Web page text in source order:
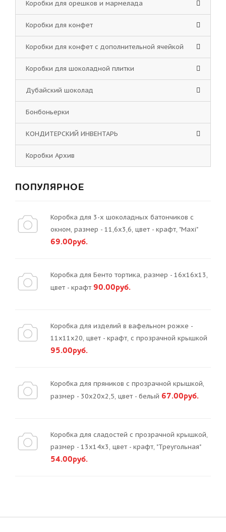
Коробки для орешков и мармелада
Коробки для конфет
Коробки для конфет с дополнительной ячейкой
Коробки для шоколадной плитки
Дубайский шоколад
Бонбоньерки
КОНДИТЕРСКИЙ ИНВЕНТАРЬ
Коробки Архив
ПОПУЛЯРНОЕ
Коробка для 3-х шоколадных батончиков с
окном, размер - 11,6х3,6, цвет - крафт, "Maxi"
69.00руб.
Коробка для Бенто тортика, размер - 16х16х13,
цвет - крафт 90.00руб.
Коробка для изделий в вафельном рожке -
11х11х20, цвет - крафт, с прозрачной крышкой
95.00руб.
Коробка для пряников с прозрачной крышкой,
размер - 30х20х2,5, цвет - белый 67.00руб.
Коробка для сладостей с прозрачной крышкой,
размер - 13х14х3, цвет - крафт, "Треугольная"
54.00руб.